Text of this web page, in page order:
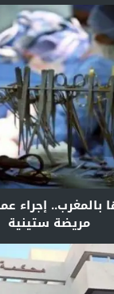
بالمغرب.. إجراء
مريضة ستينية